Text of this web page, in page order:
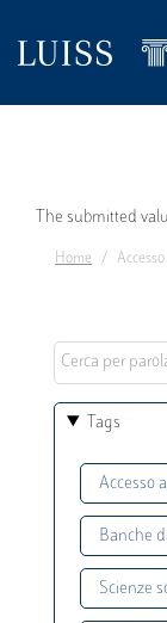
contenuto
di
The submitted
Home
Tags
Accesso
Banche
Scienze